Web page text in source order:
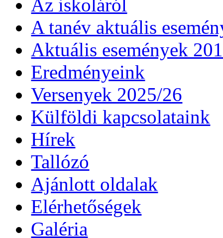
Az iskoláról
A tanév aktuális
Aktuális események
Eredményeink
Versenyek 2025/26
Külföldi kapcsolataink
Hírek
Tallózó
Ajánlott oldalak
Elérhetőségek
Galéria